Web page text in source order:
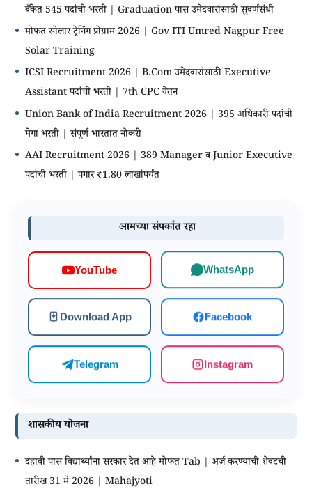
बँकेत 545 पदांची भरती | Graduation पास उमेदवारांसाठी सुवर्णसंधी
मोफत सोलार ट्रेनिंग प्रोग्राम 2026 | Gov ITI Umred Nagpur Free
Solar Training
ICSI Recruitment 2026 | B.Com उमेदवारांसाठी Executive
Assistant पदांची भरती | 7th CPC वेतन
Union Bank of India Recruitment 2026 | 395 अधिकारी पदांची
मेगा भरती | संपूर्ण भारतात नोकरी
AAI Recruitment 2026 | 389 Manager व Junior Executive
पदांची भरती | पगार ₹1.80 लाखांपर्यंत
आमच्या संपर्कात रहा
YouTube WhatsApp
Download App Facebook
Telegram Instagram
शासकीय योजना
दहावी पास विद्यार्थ्यांना सरकार देत आहे मोफत Tab | अर्ज करण्याची शेवटची
तारीख 31 मे 2026 | Mahajyoti